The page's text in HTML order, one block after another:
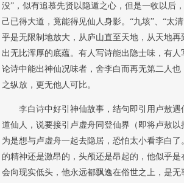
没”，似有追慕先贤以隐遁之心，但是一收以后
己已得大道，竟能得见仙人身影。“九垓”、“太
乎是无限制地放大，从庐山直至天地，从天地再
出无比浑厚的底蕴。有人写诗能出隐士味，有
论诗中能出神仙况味者，舍李白而再无第二人也
之纵放，更无他人可比。
李白诗中好引神仙故事，结句即引用卢敖
道仙人，说要接引卢虚舟同登仙界（即将卢敖以
为是想与卢虚舟一起去隐居，恐怕太小看李白了
的精神还是激昂的，头颅还是昂起的，他似乎
会向现实低头，他永远都飘逸在俗世之上，是无